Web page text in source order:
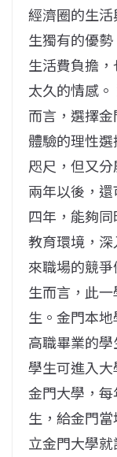
經濟圈的生
生獨有的優
生活費負擔
太久的情感
而言，選擇
體驗的理性
咫尺，但又
兩年以後，
四年，能夠
教育環境，
來職場的競
生而言，此
生。金門本
高職畢業的
學生可進入
金門大學，
生，給金門
立金門大學